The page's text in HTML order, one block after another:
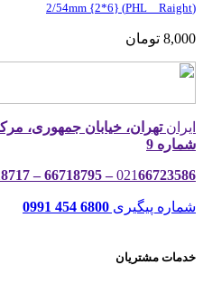
(PHL _ Raight) {2*6} 2/54mm
8,000 تومان
ایرانتهران، خیابان جمهوری،
شماره 9
02166723586 – 66718795 – 66718717
شماره پیگیری 6800 454 0991
خدمات مشتریان